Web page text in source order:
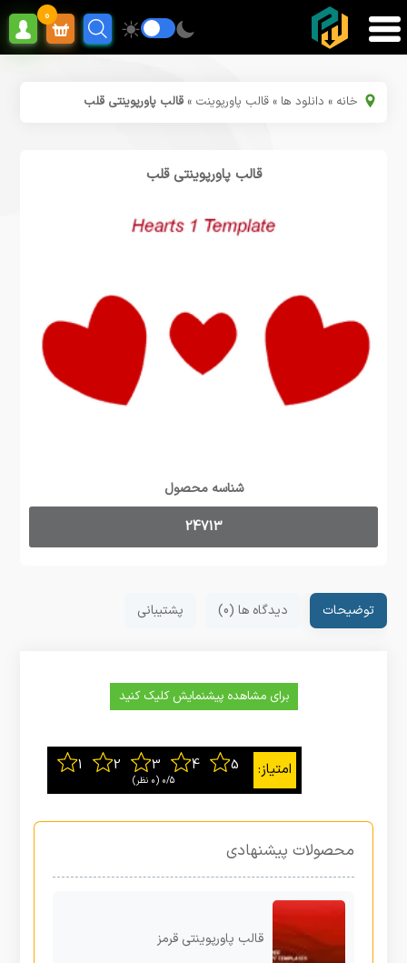
0
خانه » دانلود ها »قالب پاورپوینت »قالب پاورپوینتی قلب
قالب پاورپوینتی قلب
شناسه محصول
24713
توضیحات دیدگاه ها (0) پشتیبانی
برای مشاهده پیشنمایش کلیک کنید
0/5 ‫(0 نظر)
محصولات پیشنهادی
قالب پاورپوینتی قرمز